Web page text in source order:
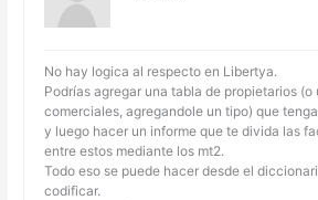
No hay logica al respecto en Libertya.
Podrías agregar una tabla de propietarios (o
comerciales, agregandole un tipo) que
y luego hacer un informe que te divida las
entre estos mediante los mt2.
Todo eso se puede hacer desde el
codificar.